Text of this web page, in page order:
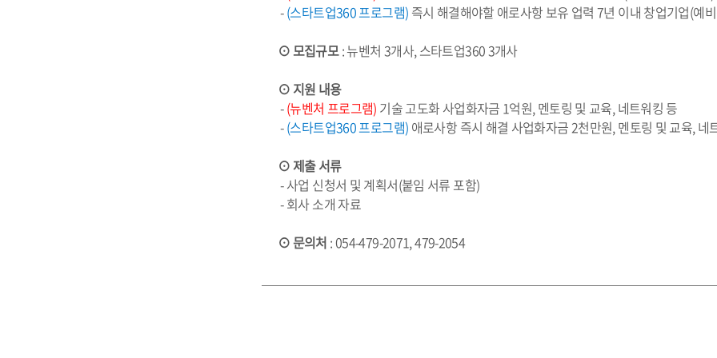
- (스타트업360 프로그램) 즉시 해결해야할 애로사항 보유 업력 7년 이내 창업기업(예
⊙ 모집규모 : 뉴벤처 3개사, 스타트업360 3개사
⊙ 지원 내용
- (뉴벤처 프로그램) 기술 고도화 사업화자금 1억원, 멘토링 및 교육, 네트워킹 등
- (스타트업360 프로그램) 애로사항 즉시 해결 사업화자금 2천만원, 멘토링 및 교육, 네
⊙제출 서류
- 사업 신청서 및 계획서(붙임 서류 포함)
- 회사 소개 자료
⊙ 문의처 : 054-479-2071, 479-2054